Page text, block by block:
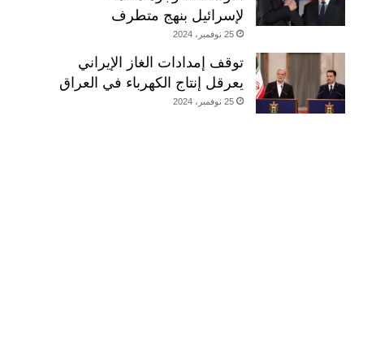
لإسرائيل بنهج متطرف
25 نوفمبر، 2024
توقف إمدادات الغاز الإيراني
يعرقل إنتاج الكهرباء في العراق
25 نوفمبر، 2024